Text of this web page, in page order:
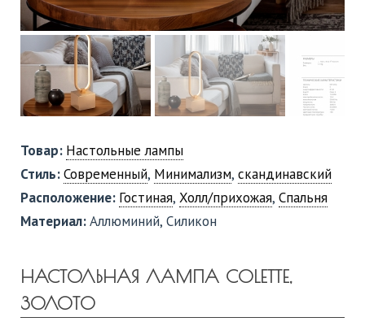
Товар: Настольные лампы
Стиль:Современный, Минимализм, скандинавский
Расположение: Гостиная, Холл/прихожая, Спальня
Материал:Аллюминий, Силикон
НАСТОЛЬНАЯ ЛАМПА COLETTE,
ЗОЛОТО